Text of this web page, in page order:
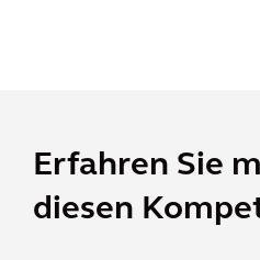
Erfahren Sie
diesen